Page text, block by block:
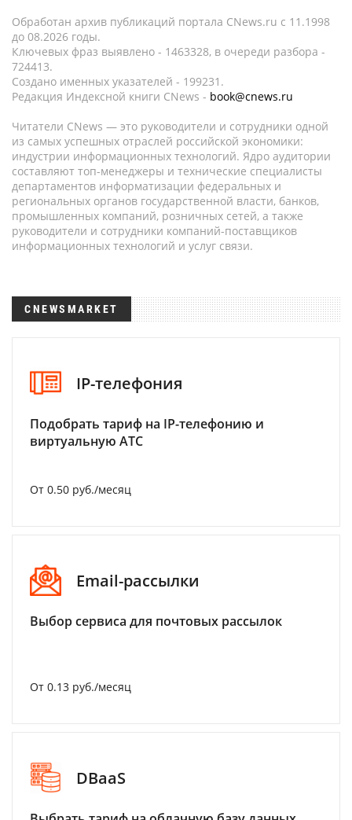
Обработан архив публикаций портала CNews.ru c 11.1998
до 08.2026 годы.
Ключевых фраз выявлено - 1463328, в очереди разбора -
724413.
Создано именных указателей - 199231.
Редакция Индексной книги CNews - book@cnews.ru
Читатели CNews — это руководители и сотрудники одной
из самых успешных отраслей российской экономики:
индустрии информационных технологий. Ядро аудитории
составляют топ-менеджеры и технические специалисты
департаментов информатизации федеральных и
региональных органов государственной власти, банков,
промышленных компаний, розничных сетей, а также
руководители и сотрудники компаний-поставщиков
информационных технологий и услуг связи.
CNEWSMARKET
IP-телефония
Подобрать тариф на IP-телефонию и
виртуальную АТС
От 0.50 руб./месяц
Email-рассылки
Выбор сервиса для почтовых рассылок
От 0.13 руб./месяц
DBaaS